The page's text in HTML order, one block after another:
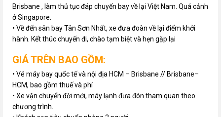
Brisbane , làm thủ tục đáp chuyến bay về lại Việt Nam. Quá cảnh
ở Singapore.
• Về đến sân bay Tân Sơn Nhất, xe đưa đoàn về lại điểm khởi
hành. Kết thúc chuyến đi, chào tạm biệt và hẹn gặp lại
GIÁ TRÊN BAO GỒM:
• Vé máy bay quốc tế và nội địa HCM – Brisbane // Brisbane–
HCM, bao gồm thuế và phí
• Xe vận chuyển đời mới, máy lạnh đưa đón tham quan theo
chương trình.